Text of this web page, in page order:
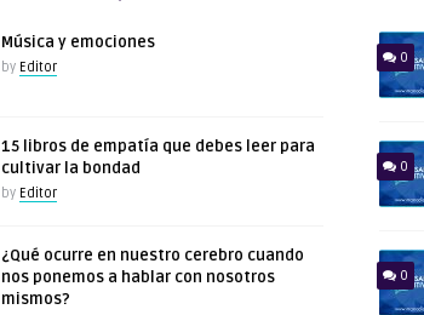
Música y emociones
by Editor
15 libros de empatía que debes leer para
cultivar la bondad
by Editor
¿Qué ocurre en nuestro cerebro cuando
nos ponemos a hablar con nosotros
mismos?
0
0
0